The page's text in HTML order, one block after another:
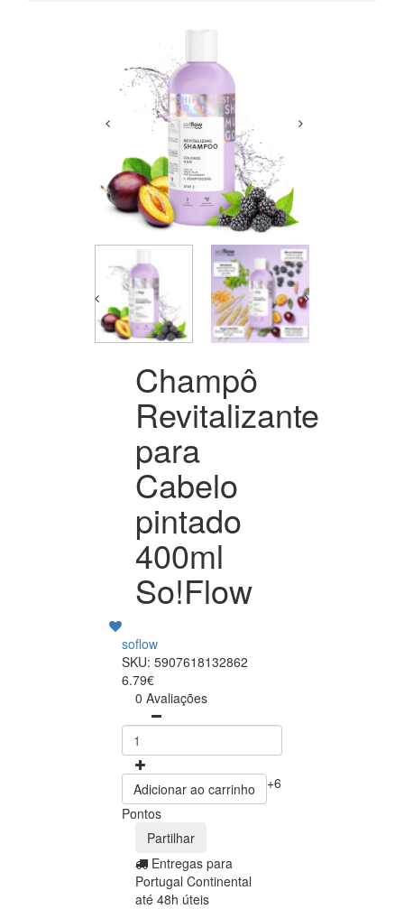
Champô
Revitalizante
para
Cabelo
pintado
400ml
So!Flow
soflow
SKU: 5907618132862
6.79€
0 Avaliações
Adicionar ao carrinho
+6
Pontos
Partilhar
Entregas para
Portugal Continental
até 48h úteis